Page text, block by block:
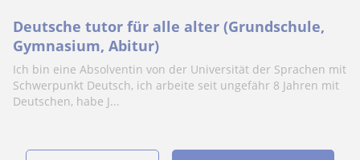
Deutsche tutor für alle alter (Grundschule,
Gymnasium, Abitur)
Ich bin eine Absolventin von der Universität der Sprachen mit
Schwerpunkt Deutsch, ich arbeite seit ungefähr 8 Jahren mit
Deutschen, habe J...